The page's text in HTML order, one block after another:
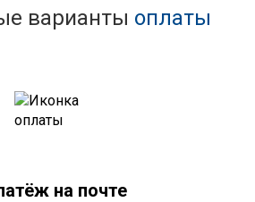
варианты оплаты
на почте